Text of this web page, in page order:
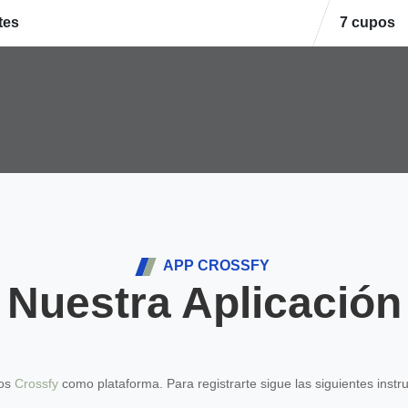
7 cupos
APP CROSSFY
Nuestra Aplicación
Crossfy como plataforma. Para registrarte sigue las siguientes